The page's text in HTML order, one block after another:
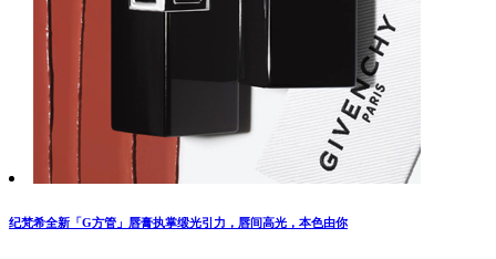
纪梵希全新「G方管」唇膏执掌缎光引力，唇间高光，本色由你